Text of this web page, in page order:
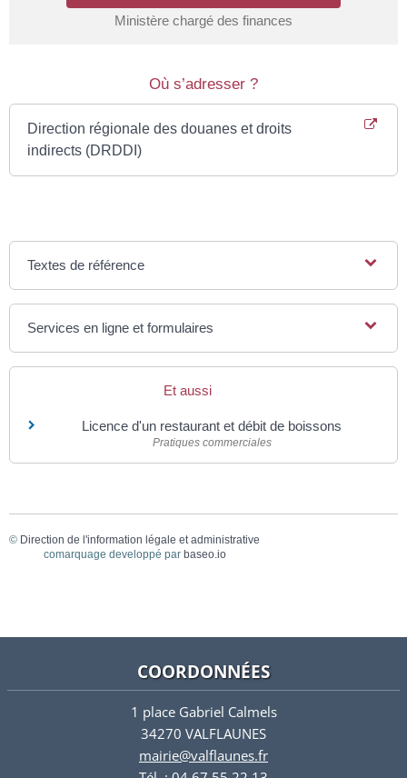
Ministère chargé des finances
Où s’adresser ?
Direction régionale des douanes et droits
indirects (DRDDI)
Textes de référence
Services en ligne et formulaires
Et aussi
Licence d'un restaurant et débit de boissons
Pratiques commerciales
© Direction de l'information légale et administrative
comarquage developpé par baseo.io
COORDONNÉES
1 place Gabriel Calmels
34270 VALFLAUNES
mairie@valflaunes.fr